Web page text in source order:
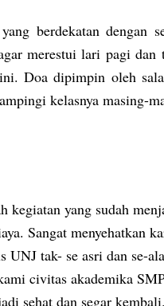
berdekatan dengan
merestui lari pagi
Doa dipimpin oleh
kelasnya masing-
kegiatan yang sudah
Sangat menyehatkan
UNJ tak- se asri dan se-
civitas akademika
sehat dan segar